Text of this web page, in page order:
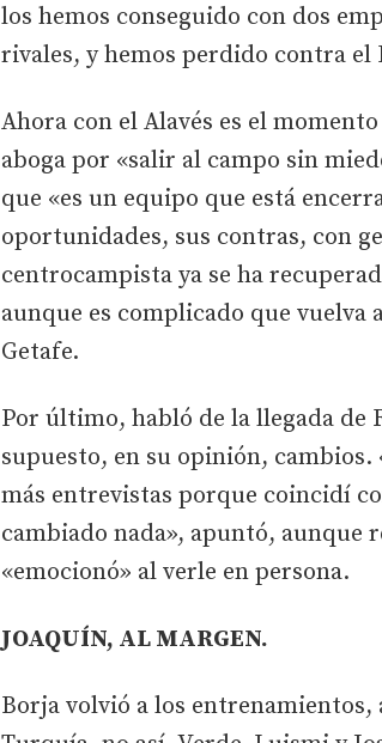
los hemos conseguido con dos
rivales, y hemos perdido contra el
Ahora con el Alavés es el
aboga por «salir al campo sin
que «es un equipo que está
oportunidades, sus contras, con
centrocampista ya se ha
aunque es complicado que vuelva
Getafe.
Por último, habló de la llegada de
supuesto, en su opinión, cambios.
más entrevistas porque coincidí
cambiado nada», apuntó, aunque
«emocionó» al verle en persona.
JOAQUÍN, AL MARGEN.
Borja volvió a los entrenamientos,